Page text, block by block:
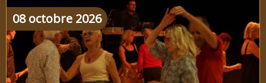
08 octobre 2026